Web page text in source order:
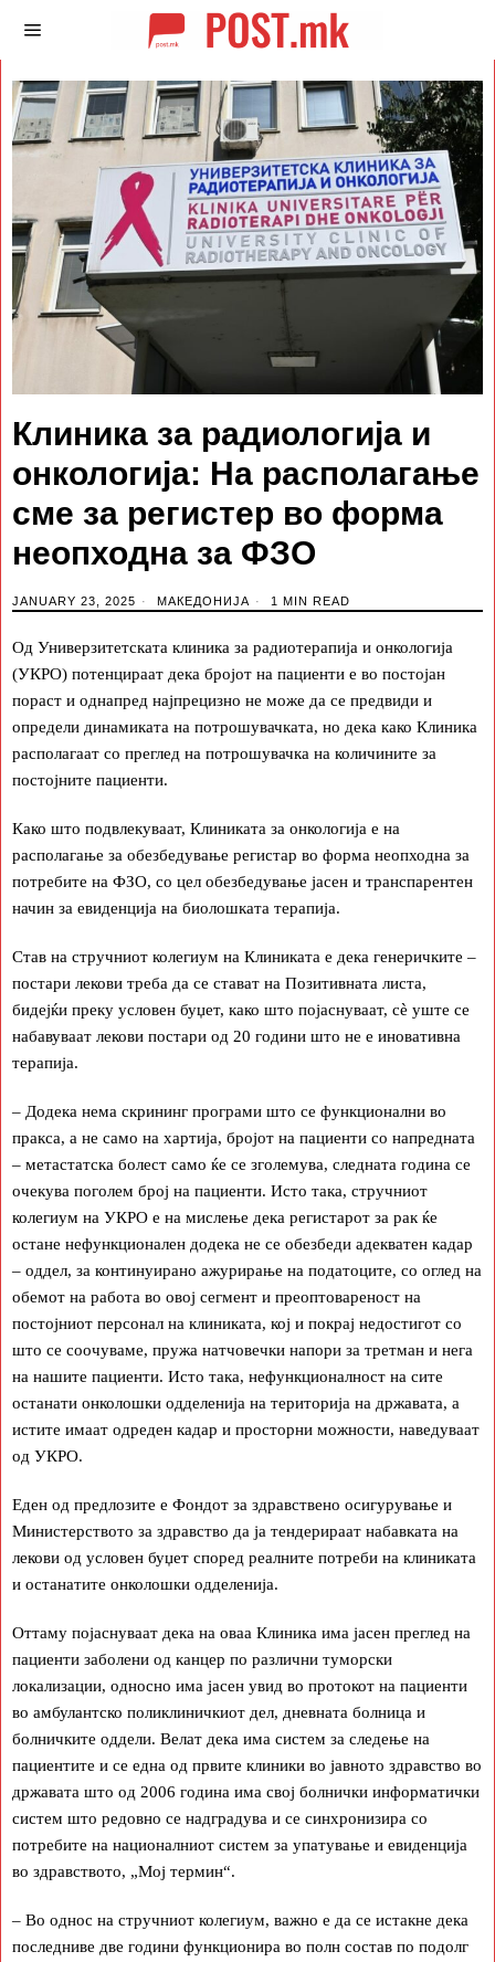
Клиника за радиологија и
онкологија: На располагање
сме за регистер во форма
неопходна за ФЗО
JANUARY 23, 2025 МАКЕДОНИЈА 1 MIN READ
Од Универзитетската клиника за радиотерапија и онкологија
(УКРО) потенцираат дека бројот на пациенти е во постојан
пораст и однапред најпрецизно не може да се предвиди и
определи динамиката на потрошувачката, но дека како Клиника
располагаат со преглед на потрошувачка на количините за
постојните пациенти.
Како што подвлекуваат, Клиниката за онкологија е на
располагање за обезбедување регистар во форма неопходна за
потребите на ФЗО, со цел обезбедување јасен и транспарентен
начин за евиденција на биолошката терапија.
Став на стручниот колегиум на Клиниката е дека генеричките –
постари лекови треба да се стават на Позитивната листа,
бидејќи преку условен буџет, како што појаснуваат, сѐ уште се
набавуваат лекови постари од 20 години што не е иновативна
терапија.
– Додека нема скрининг програми што се функционални во
пракса, а не само на хартија, бројот на пациенти со напредната
– метастатска болест само ќе се зголемува, следната година се
очекува поголем број на пациенти. Исто така, стручниот
колегиум на УКРО е на мислење дека регистарот за рак ќе
остане нефункционален додека не се обезбеди адекватен кадар
– оддел, за континуирано ажурирање на податоците, со оглед на
обемот на работа во овој сегмент и преоптовареност на
постојниот персонал на клиниката, кој и покрај недостигот со
што се соочуваме, пружа натчовечки напори за третман и нега
на нашите пациенти. Исто така, нефункционалност на сите
останати онколошки одделенија на територија на државата, а
истите имаат одреден кадар и просторни можности, наведуваат
од УКРО.
Еден од предлозите е Фондот за здравствено осигурување и
Министерството за здравство да ја тендерираат набавката на
лекови од условен буџет според реалните потреби на клиниката
и останатите онколошки одделенија.
Оттаму појаснуваат дека на оваа Клиника има јасен преглед на
пациенти заболени од канцер по различни туморски
локализации, односно има јасен увид во протокот на пациенти
во амбулантско поликлиничкиот дел, дневната болница и
болничките оддели. Велат дека има систем за следење на
пациентите и се една од првите клиники во јавното здравство во
државата што од 2006 година има свој болнички информатички
систем што редовно се надградува и се синхронизира со
потребите на националниот систем за упатување и евиденција
во здравството, „Мој термин“.
– Во однос на стручниот колегиум, важно е да се истакне дека
последниве две години функционира во полн состав по подолг